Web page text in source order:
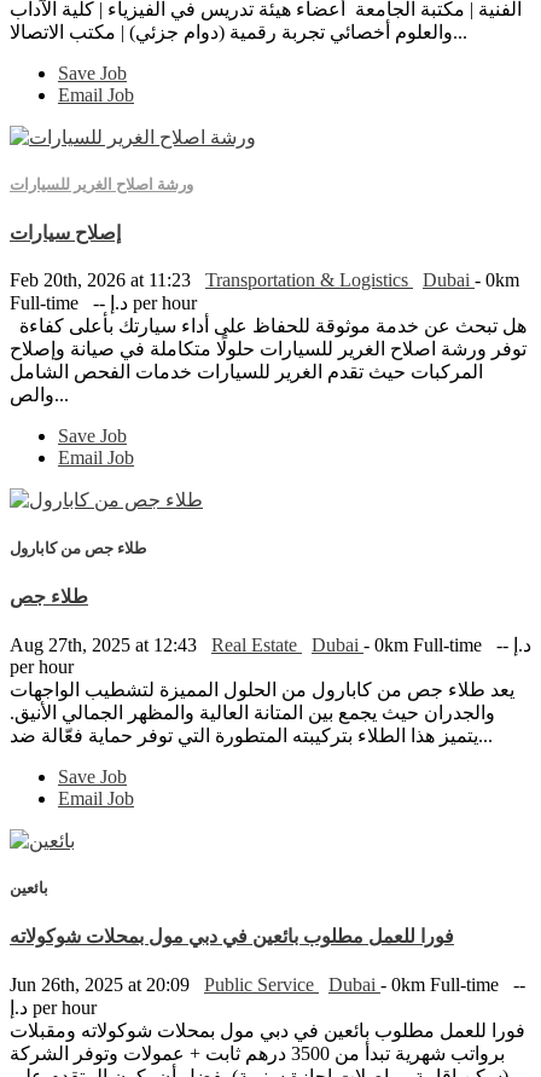
الفنية | مكتبة الجامعة أعضاء هيئة تدريس في الفيزياء | كلية الآداب
والعلوم أخصائي تجربة رقمية (دوام جزئي) | مكتب الاتصالا...
Save Job
Email Job
ورشة اصلاح الغرير للسيارات
إصلاح سيارات
Feb 20th, 2026 at 11:23 Transportation & Logistics Dubai - 0km
Full-time
-- د.إ per hour
توفر ورشة اصلاح الغرير للسيارات حلولًا متكاملة في صيانة وإصلاح
المركبات حيث تقدم الغرير للسيارات خدمات الفحص الشامل
والص...
Save Job
Email Job
طلاء جص من كابارول
طلاء جص
Aug 27th, 2025 at 12:43 Real Estate Dubai - 0km Full-time
-- د.إ
per hour
يعد طلاء جص من كابارول من الحلول المميزة لتشطيب الواجهات
والجدران حيث يجمع بين المتانة العالية والمظهر الجمالي الأنيق.
يتميز هذا الطلاء بتركيبته المتطورة التي توفر حماية فعّالة ضد...
Save Job
Email Job
بائعين
فورا للعمل مطلوب بائعين في دبي مول بمحلات شوكولاته
Jun 26th, 2025 at 20:09 Public Service Dubai - 0km Full-time
--
د.إ per hour
فورا للعمل مطلوب بائعين في دبي مول بمحلات شوكولاته ومقبلات
برواتب شهرية تبدأ من 3500 درهم ثابت + عمولات وتوفر الشركة